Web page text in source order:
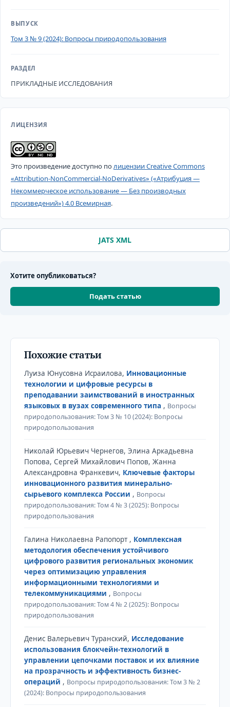
ВЫПУСК
Том 3 № 9 (2024): Вопросы природопользования
РАЗДЕЛ
ПРИКЛАДНЫЕ ИССЛЕДОВАНИЯ
ЛИЦЕНЗИЯ
Это произведение доступно полицензии Creative Commons
«Attribution-NonCommercial-NoDerivatives» («Атрибуция —
Некоммерческое использование — Без производных
произведений») 4.0 Всемирная.
JATS XML
Хотите опубликоваться?
Подать статью
Похожие статьи
Луиза Юнусовна Исраилова, Инновационные
технологии и цифровые ресурсы в
преподавании заимствований в иностранных
языковых в вузах современного типа , Вопросы
природопользования: Том 3 № 10 (2024): Вопросы
природопользования
Николай Юрьевич Чернегов, Элина Аркадьевна
Попова, Сергей Михайлович Попов, Жанна
Александровна Франкевич, Ключевые факторы
инновационного развития минерально-
сырьевого комплекса России , Вопросы
природопользования: Том 4 № 3 (2025): Вопросы
природопользования
Галина Николаевна Рапопорт , Комплексная
методология обеспечения устойчивого
цифрового развития региональных экономик
через оптимизацию управления
информационными технологиями и
телекоммуникациями , Вопросы
природопользования: Том 4 № 2 (2025): Вопросы
природопользования
Денис Валерьевич Туранский, Исследование
использования блокчейн-технологий в
управлении цепочками поставок и их влияние
на прозрачность и эффективность бизнес-
операций , Вопросы природопользования: Том 3 № 2
(2024): Вопросы природопользования